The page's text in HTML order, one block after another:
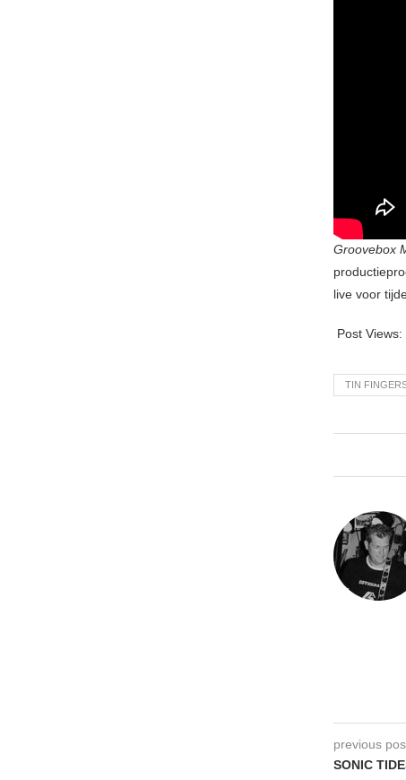
Groovebox
live voor
Post Views:
TIN
previous
SONIC